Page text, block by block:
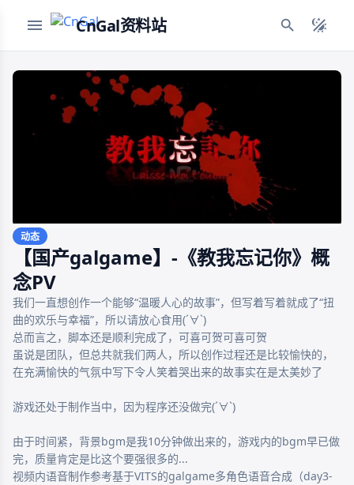
CnGal资料站
动态
【国产galgame】-《教我忘记你》概
念PV
我们一直想创作一个能够“温暖人心的故事”，但写着写着就成了“扭
曲的欢乐与幸福”，所以请放心食用(´∀`)
总而言之，脚本还是顺利完成了，可喜可贺可喜可贺
虽说是团队，但总共就我们两人，所以创作过程还是比较愉快的，
在充满愉快的气氛中写下令人笑着哭出来的故事实在是太美妙了
游戏还处于制作当中，因为程序还没做完(´∀`)
由于时间紧，背景bgm是我10分钟做出来的，游戏内的bgm早已做
完，质量肯定是比这个要强很多的...
视频内语音制作参考基于VITS的galgame多角色语音合成（day3-